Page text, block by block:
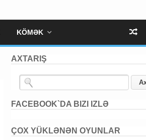
KÖMƏK
AXTARIŞ
FACEBOOK`DA BIZI IZLƏ
ÇOX YÜKLƏNƏN OYUNLAR